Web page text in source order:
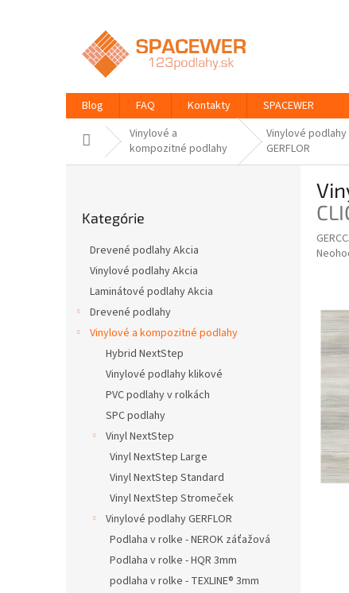
Blog FAQ Kontakty SPACEWER
DomovVinylové a
kompozitné podlahy
Vinylové podlahy
GERFLOR
kategórie
Kategórie
Drevené podlahy Akcia
Vinylové podlahy Akcia
Laminátové podlahy Akcia
Drevené podlahy
Vinylové a kompozitné podlahy
Hybrid NextStep
Vinylové podlahy klikové
PVC podlahy v rolkách
SPC podlahy
Vinyl NextStep
Vinyl NextStep Large
Vinyl NextStep Standard
Vinyl NextStep Stromeček
Vinylové podlahy GERFLOR
Podlaha v rolke - NEROK záťažová
Podlaha v rolke - HQR 3mm
podlaha v rolke - TEXLINE® 3mm
0,0